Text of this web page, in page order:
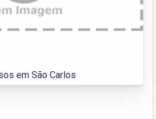
em São Carlos